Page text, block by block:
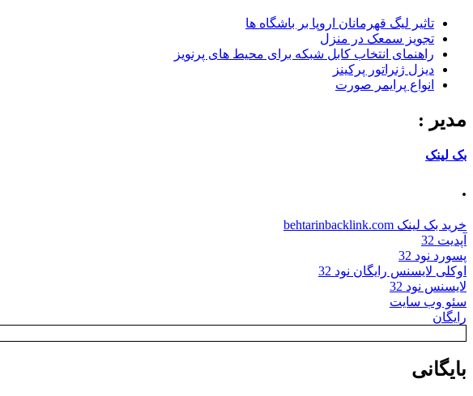
تاثیر لیگ قهرمانان اروپا بر باشگاه ها
تجویز سمعک در منزل
راهنمای انتخاب کابل شبکه برای محیط های پرنویز
دیزل ژنراتور پرکینز
انواع پرایمر صورت
مدیر :
بک لینک
.
خرید بک لینک behtarinbacklink.com
آپدیت 32
پسورد نود 32
اوکلی لایسنس رایگان نود 32
لایسنس نود 32
سئو وب سایت
رایگان
بایگانی